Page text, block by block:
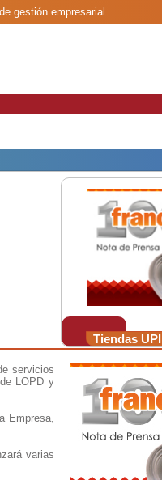
gestión empresarial.
Tiendas UPI
servicios
LOPD y
Empresa,
varias